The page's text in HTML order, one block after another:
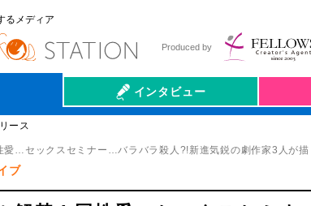
るメディア
Produced by
インタビュー
ース
愛…セックスセミナー…バラバラ殺人?!新進気鋭の劇作家3人が
ブ